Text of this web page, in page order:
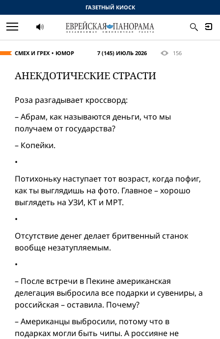
СМЕХ И ГРЕХ ЮМОР 7 (145) ИЮЛЬ 2026 156
АНЕКДОТИЧЕСКИЕ СТРАСТИ
Роза разгадывает кроссворд:
– Абрам, как называются деньги, что мы
получаем от государства?
– Копейки.
•
Потихоньку наступает тот возраст, когда пофиг,
как ты выглядишь на фото. Главное – хорошо
выглядеть на УЗИ, КТ и МРТ.
•
Отсутствие денег делает бритвенный станок
вообще незатупляемым.
•
– После встречи в Пекине американская
делегация выбросила все подарки и сувениры, а
российская – оставила. Почему?
– Американцы выбросили, потому что в
подарках могли быть чипы. А россияне не
ГАЗЕТНЫЙ КИОСК